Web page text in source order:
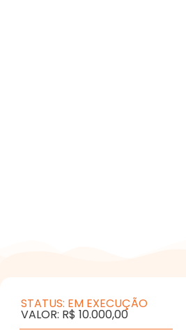
STATUS: EM EXECUÇÃO
VALOR: R$ 10.000,00